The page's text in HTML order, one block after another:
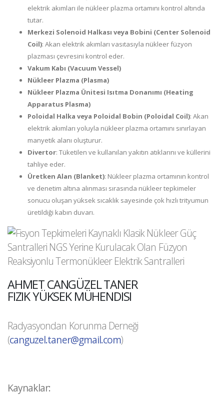
elektrik akımları ile nükleer plazma ortamını kontrol altında
tutar.
Merkezi Solenoid Halkası veya Bobini (Center Solenoid
Coil): Akan elektrik akımları vasıtasıyla nükleer füzyon
plazması çevresini kontrol eder.
Vakum Kabı (Vacuum Vessel)
Nükleer Plazma (Plasma)
Nükleer Plazma Ünitesi Isıtma Donanımı (Heating
Apparatus Plasma)
Poloidal Halka veya Poloidal Bobin (Poloidal Coil): Akan
elektrik akımları yoluyla nükleer plazma ortamını sınırlayan
manyetik alanı oluşturur.
Divertor: Tüketilen ve kullanılan yakıtın atıklarını ve küllerini
tahliye eder.
Üretken Alan (Blanket): Nükleer plazma ortamının kontrol
ve denetim altına alınması sırasında nükleer tepkimeler
sonucu oluşan yüksek sıcaklık sayesinde çok hızlı trityumun
üretildiği kabın duvarı.
AHMET CANGÜZEL TANER
FIZIK YÜKSEK MÜHENDISI
Radyasyondan Korunma Derneği
(canguzel.taner@gmail.com)
Kaynaklar: